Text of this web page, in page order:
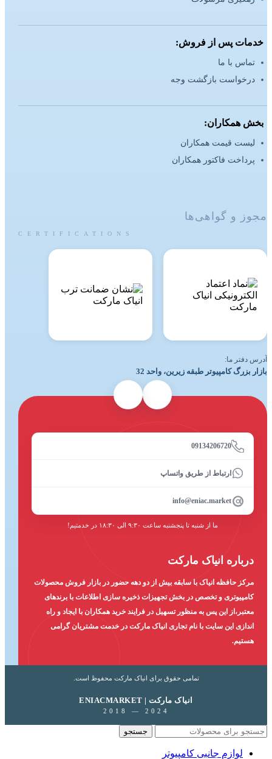
خدمات پس از فروش:
تماس با ما
درخواست بازگشت وجه
بخش همکاران:
لیست قیمت همکاران
پرداخت فاکتور همکاران
مجوز و گواهی‌ها
CERTIFICATIONS
آدرس دفتر ما:
بازار بزرگ کامپیوتر طبقه زیرین، واحد 32
09134206720
ارتباط از طریق واتساپ
info@eniac.market
ما از شنبه تا پنجشنبه ساعت ۹:۳۰ الی ۱۸:۳۰ در خدمتیم!
درباره انیاک مارکت
مرکز حافظه انیاک با سابقه بیش از دو دهه حضور در بازار فروش محصولات
کامپیوتری و تخصص در بخش تجهیزات ذخیره سازی اطلاعات با برندهای
معتبر،از این پس به منظور تسهیل در فرایند خرید همکاران با ایجاد و راه
اندازی این سایت با نام تجاری انیاک مارکت در خدمت مشتریان گرامی
هستیم.
تمامی حقوق برای انیاک مارکت محفوظ است.
ENIACMARKET | انیاک مارکت
2018 — 2024
جستجو
لوازم جانبی کامپیوتر